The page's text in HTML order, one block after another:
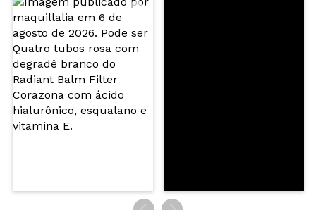
Recomenda esta compra?